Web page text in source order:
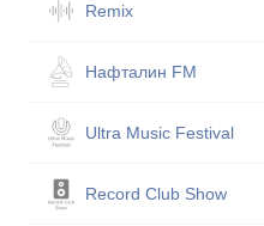
Remix
Нафталин FM
Ultra Music Festival
Record Club Show